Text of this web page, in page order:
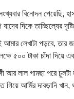
বিনোদন পেয়েছি,
দিকে তাচ্ছিল্যের
আমার লেখাটা পড়বে,
৫০০ টাকা চাঁদা দিয়ে
আর লাল গামছা পরে
আর্মির দাবড়ানি খান,